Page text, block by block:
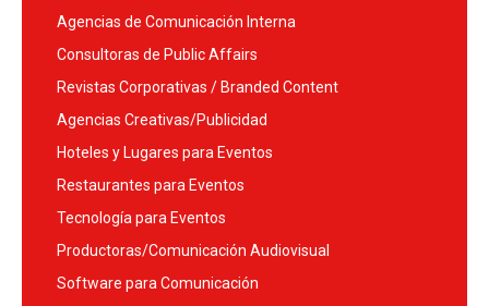
Agencias de Comunicación Interna
Consultoras de Public Affairs
Revistas Corporativas / Branded Content
Agencias Creativas/Publicidad
Hoteles y Lugares para Eventos
Restaurantes para Eventos
Tecnología para Eventos
Productoras/Comunicación Audiovisual
Software para Comunicación